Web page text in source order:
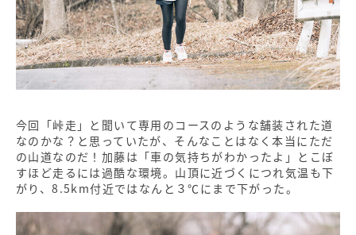
今回「峠走」と聞いて専用のコースのような舗装された道
なのかな？と思っていたが、そんなことはなく本当にただ
の山道なのだ！加藤は「車の気持ちがわかったよ」とこぼ
すほど走るには過酷な環境。山頂に近づくにつれ気温も下
がり、8.5km付近ではなんと３℃にまで下がった。